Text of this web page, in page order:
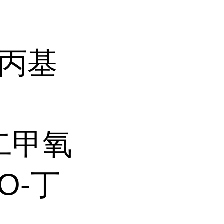
基
甲氧
丁